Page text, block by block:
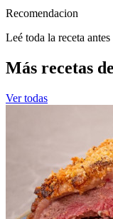
Recomendacion
Leé toda la receta
Más recetas
Ver todas